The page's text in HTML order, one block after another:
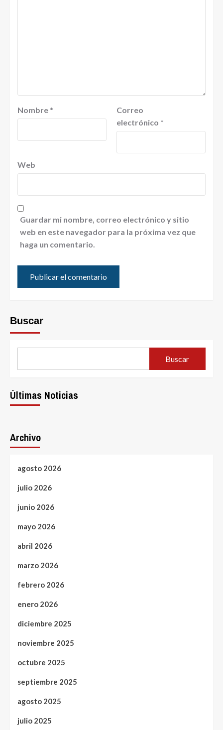
Nombre *
Correo
electrónico *
Web
Guardar mi nombre, correo electrónico y sitio
web en este navegador para la próxima vez que
haga un comentario.
Buscar
Buscar
Últimas Noticias
Archivo
agosto 2026
julio 2026
junio 2026
mayo 2026
abril 2026
marzo 2026
febrero 2026
enero 2026
diciembre 2025
noviembre 2025
octubre 2025
septiembre 2025
agosto 2025
julio 2025